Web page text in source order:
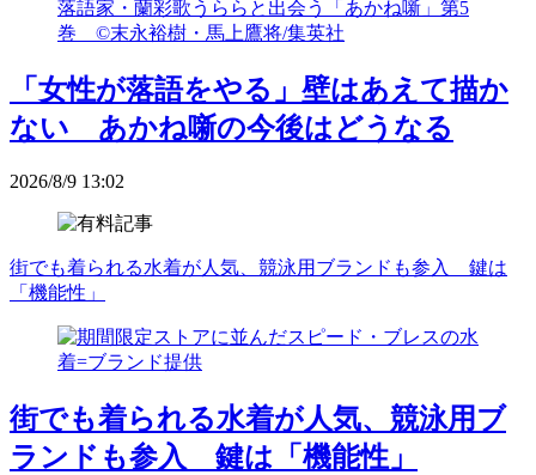
「女性が落語をやる」壁はあえて描か
ない あかね噺の今後はどうなる
2026/8/9 13:02
街でも着られる水着が人気、競泳用ブランドも参入 鍵は
「機能性」
街でも着られる水着が人気、競泳用ブ
ランドも参入 鍵は「機能性」